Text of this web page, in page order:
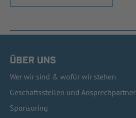
ÜBER UNS
Wer wir sind & wofür wir stehen
Geschäftsstellen und Ansprechpartner
Sponsoring